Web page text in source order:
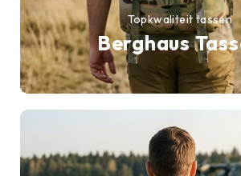
Berghaus
Topkwaliteit tassen